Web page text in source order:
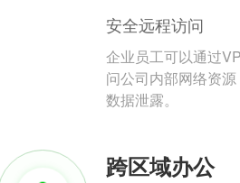
安全远程访问
企业员工可以通过
问公司内部网络资
数据泄露。
跨区域办公